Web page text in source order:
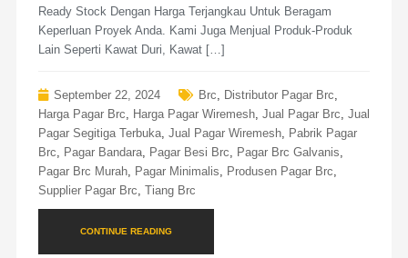
Ready Stock Dengan Harga Terjangkau Untuk Beragam
Keperluan Proyek Anda. Kami Juga Menjual Produk-Produk
Lain Seperti Kawat Duri, Kawat […]
September 22, 2024 Brc Distributor Pagar Brc
Harga Pagar Brc
Harga Pagar Wiremesh, Jual Pagar Brc Jual
Pagar Segitiga Terbuka, Jual Pagar Wiremesh,
Pabrik Pagar
Brc
Pagar Bandara, Pagar Besi Brc Pagar Brc Galvanis
Pagar Brc Murah, Pagar Minimalis Produsen Pagar Brc
Supplier Pagar Brc Tiang Brc
CONTINUE READING